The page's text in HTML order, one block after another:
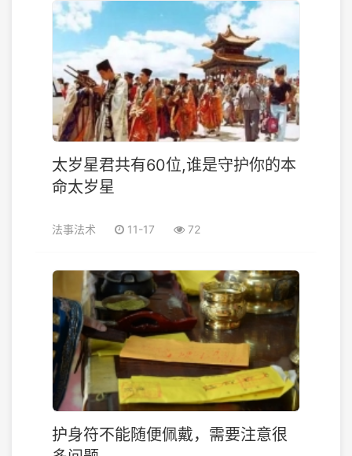
太岁星君共有60位,谁是守护你的本
命太岁星
法事法术 11-17 72
护身符不能随便佩戴，需要注意很